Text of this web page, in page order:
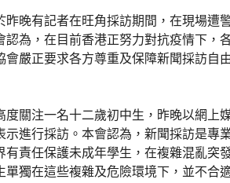
昨晚有記者在旺角採訪期間，在現場遭
認為，在目前香港正努力對抗疫情下，
會嚴正要求各方尊重及保障新聞採訪自
度關注一名十二歲初中生，昨晚以網上
示進行採訪。本會認為，新聞採訪是專
責任保護未成年學生，在複雜混亂突
單獨在這些複雜及危險環境下，並不合